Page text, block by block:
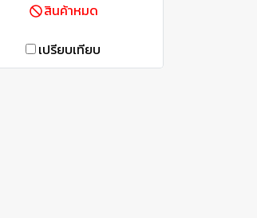
สินค้าหมด
เปรียบเทียบ